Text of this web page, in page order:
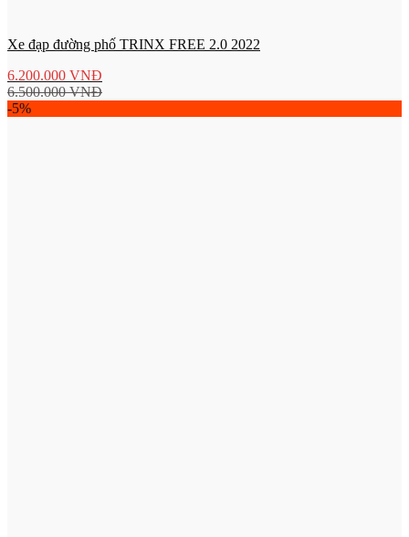
Xe đạp đường phố TRINX FREE 2.0 2022
6.200.000 VNĐ
6.500.000VNĐ
-5%